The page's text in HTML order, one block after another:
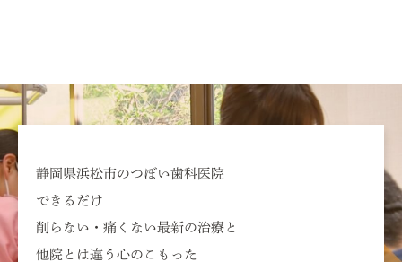
静岡県浜松市のつぼい歯科医院
できるだけ
削らない・痛くない最新の治療と
他院とは違う心のこもった